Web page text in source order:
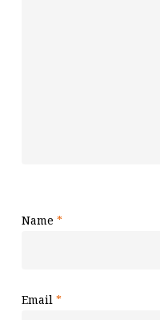
Name *
Email *